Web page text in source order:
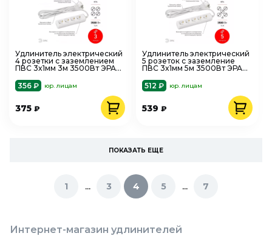
Удлинитель электрический
4 розетки с заземлением
ПВС 3x1мм 3м 3500Вт ЭРА
356 ₽
юр. лицам
375 ₽
Удлинитель электрический
5 розеток с заземление
ПВС 3x1мм 5м 3500Вт ЭРА
512 ₽
юр. лицам
539₽
ПОКАЗАТЬ ЕЩЕ
1 ... 3 4 5 ... 7
Интернет-магазин удлинителей